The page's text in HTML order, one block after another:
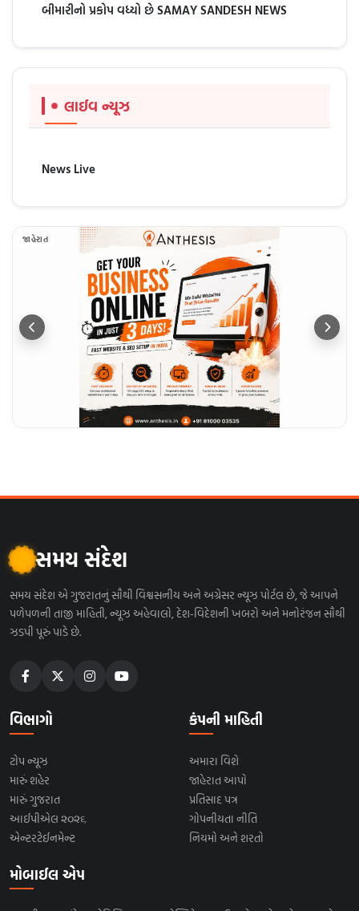
બીમારીનો પ્રકોપ વધ્યો છે SAMAY SANDESH NEWS
લાઈવ ન્યૂઝ
News Live
જાહેરાત
સમય સંદેશ
સમય સંદેશ એ ગુજરાતનું સૌથી વિશ્વસનીય અને અગ્રેસર ન્યૂઝ પોર્ટલ છે, જે આપને
પળેપળની તાજી માહિતી, ન્યૂઝ અહેવાલો, દેશ-વિદેશની ખબરો અને મનોરંજન સૌથી
ઝડપી પૂરું પાડે છે.
વિભાગો
ટોપ ન્યૂઝ
મારું શહેર
મારું ગુજરાત
આઈપીએલ ૨૦૨૬
એન્ટરટેઈનમેન્ટ
કંપની માહિતી
અમારા વિશે
જાહેરાત આપો
પ્રતિસાદ પત્ર
ગોપનીયતા નીતિ
નિયમો અને શરતો
મોબાઈલ એપ